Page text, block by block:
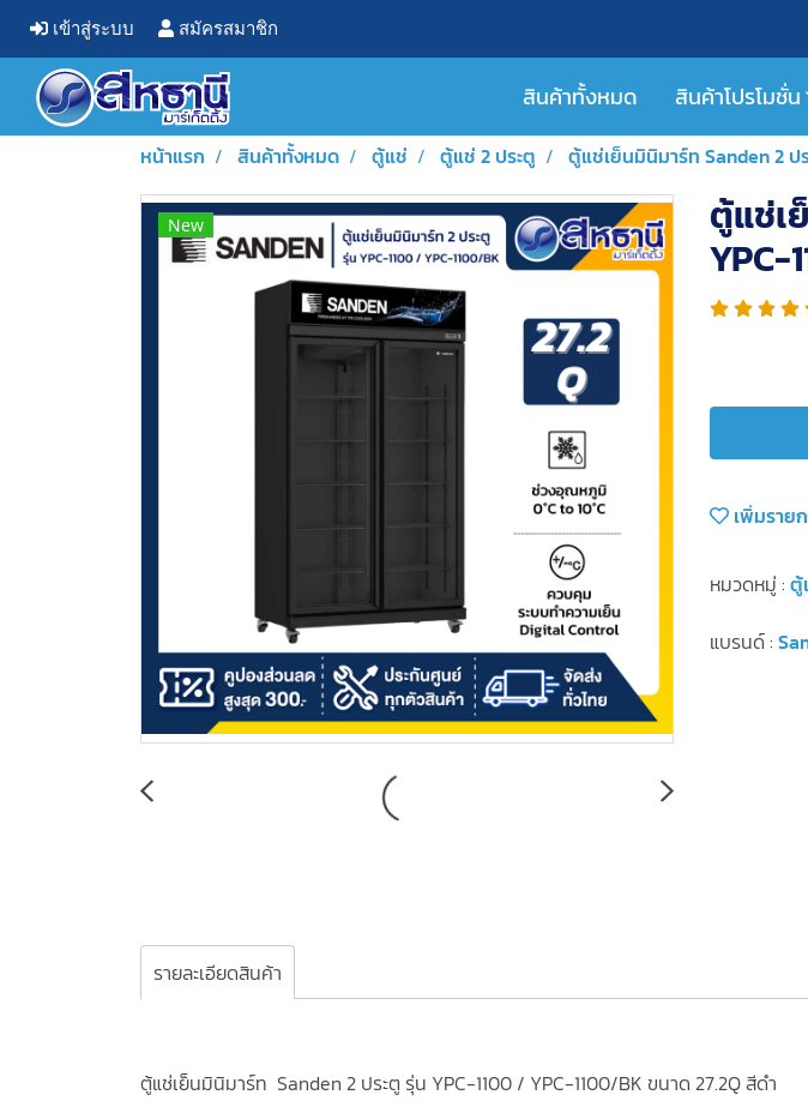
เข้าสู่ระบบ สมัครสมาชิก
สินค้าทั้งหมด สินค้าโปรโมชั่น
หน้าแรก สินค้าทั้งหมด ตู้แช่ ตู้แช่ 2 ประตู ตู้แช่เย็นมินิมาร์ท Sanden 2 ป
New
ตู้แช่เ
YPC-
เพิ่มราย
หมวดหมู่ : ตู้
แบรนด์ :
รายละเอียดสินค้า
ตู้แช่เย็นมินิมาร์ท Sanden 2 ประตู รุ่น YPC-1100 / YPC-1100/BK ขนาด 27.2Q สีดำ